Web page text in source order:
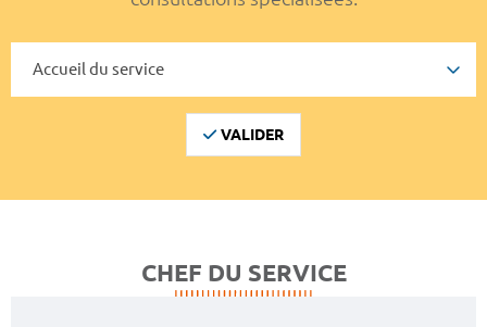
VALIDER
CHEF DU SERVICE